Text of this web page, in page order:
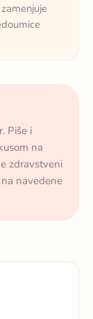
Piše i
na
zdravstveni
navedene